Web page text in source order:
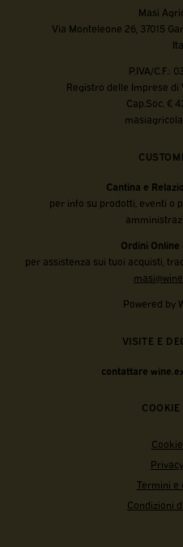
Masi
Via Monteleone 26, 37015
P.IVA/C.F.:
Registro delle Imprese di
Cap.Soc. €
Cantina e
per info su prodotti, eventi o
Ordini Online
per assistenza sui tuoi acquisti,
Powered by
VISITE E
contattare
Termini e
Condizioni